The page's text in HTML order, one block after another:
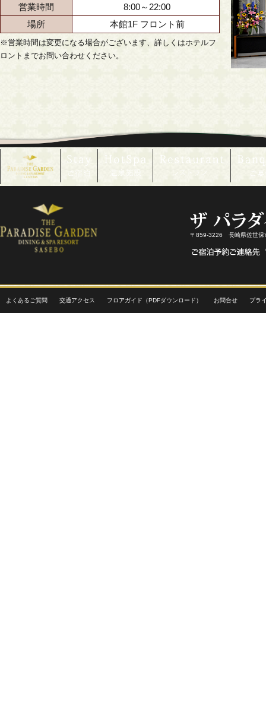
営業時間
8:00～22:00
場所
本館1F フロント前
※営業時間は変更になる場合がございます、詳しくはホテルフ
ロントまでお問い合わせください。
〒859-3226 長崎県佐世保
よくあるご質問 交通アクセス フロアガイド（PDFダウンロード） お問合せ プラ